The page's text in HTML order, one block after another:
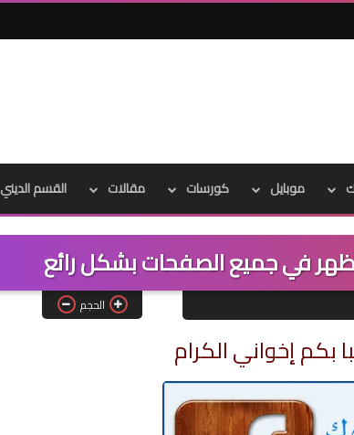
موبايل كورسات مقالات القسم الديني
في جميع الصفحات بشكل رائع
الحجم
بكم إخواني الكرام